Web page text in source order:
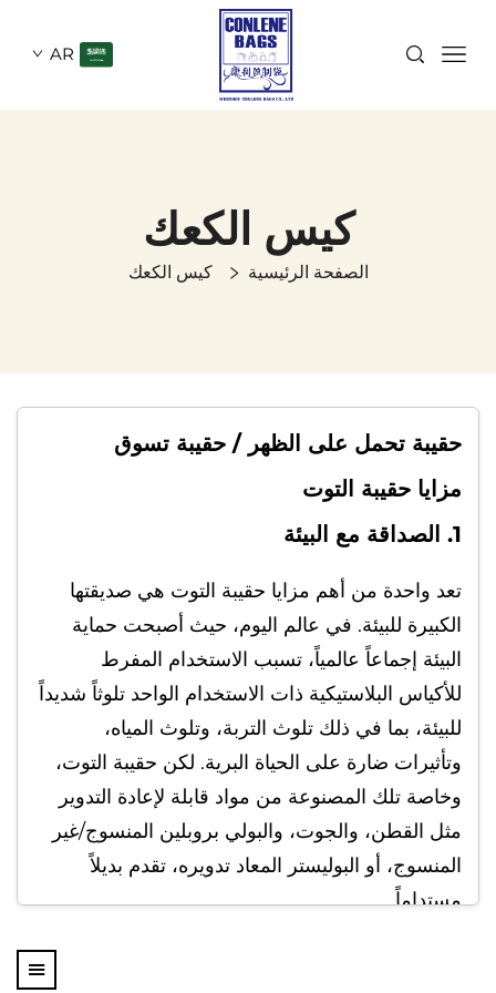
AR
كيس الكعك
الصفحة الرئيسية كيس الكعك
حقيبة تحمل على الظهر / حقيبة تسوق
مزايا حقيبة التوت
1. الصداقة مع البيئة
تعد واحدة من أهم مزايا حقيبة التوت هي صديقتها
الكبيرة للبيئة. في عالم اليوم، حيث أصبحت حماية
البيئة إجماعاً عالمياً، تسبب الاستخدام المفرط
للأكياس البلاستيكية ذات الاستخدام الواحد تلوثاً شديداً
للبيئة، بما في ذلك تلوث التربة، وتلوث المياه،
وتأثيرات ضارة على الحياة البرية. لكن حقيبة التوت،
وخاصة تلك المصنوعة من مواد قابلة لإعادة التدوير
مثل القطن، والجوت، والبولي بروبلين المنسوج/غير
المنسوج، أو البوليستر المعاد تدويره، تقدم بديلاً
مستداماً.
على عكس الأكياس البلاستيكية ذات الاستخدام الواحد